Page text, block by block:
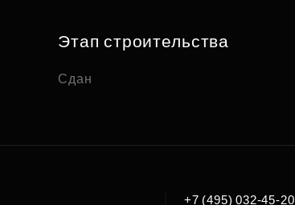
Этап строительства
Сдан
+7 (495) 032-45-20